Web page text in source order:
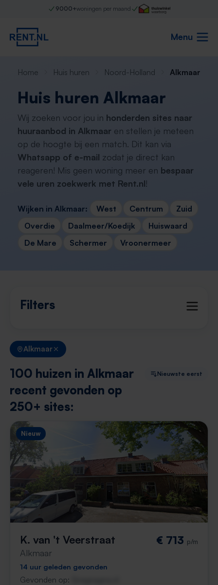
9000+woningen per maand
Menu
Home Huis huren Noord-Holland Alkmaar
Huis huren Alkmaar
Wij zoeken voor jou in honderden sites naar
huuraanbod in Alkmaar en stellen je meteen
op de hoogte bij een match. Dit kan via
Whatsapp of e-mail zodat je direct kan
reageren! Mis geen woning meer en bespaar
vele uren zoekwerk met Rent.nl!
Wijken in Alkmaar: West Centrum
Zuid
Overdie
Daalmeer/Koedijk
Huiswaard
De Mare
Schermer Vroonermeer
Filters
Alkmaar
100 huizen in Alkmaar
recent gevonden op
250+ sites:
Nieuwste eerst
Nieuw
K. van 't Veerstraat
Alkmaar
€ 713 p/m
14 uur geleden gevonden
Gevonden op: